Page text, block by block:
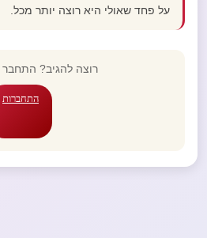
על פחד שאולי היא רוצה יותר מכל.
רוצה להגיב?
התחברות